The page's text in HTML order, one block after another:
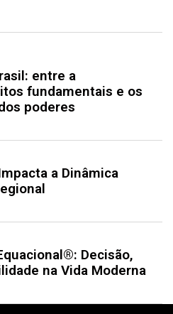
entre a
fundamentais e os
poderes
a Dinâmica
Decisão,
na Vida Moderna